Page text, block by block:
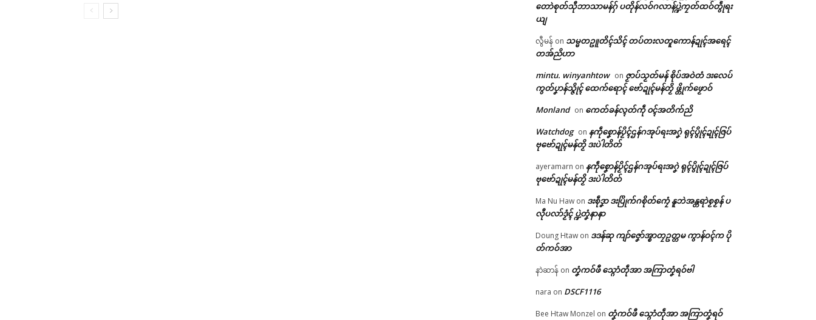
တောဲစုတ်သီုဘာသာမန်ဂှ် ပတိုန်လဝ်ဂလာန်ပ္ဍဲကၠတ်ထဝ်တွဵုရး
ယျ
လွီမန် on သမ္မတဥူတိၚ်သိၚ် တပ်တးလတူကောန်ဍုၚ်အရေၚ်
တအ်ညိဟာ
mintu. winyanhtow on ဇၟာပ်သၟတ်မန် စိုပ်အဝဲတံ ဒးလေပ်
ကွတ်ပၞာန်သ္ဇိုၚ် ထေက်ရောၚ် ဗော်ဍုၚ်မန်တၟိ ဖ္တိုက်ဖၟောဝ်
Monland on ကေတ်ခန်လ္ၚတ်ကဵု ၀ၚ်အတိက်ညိ
Watchdog on နကဵုစၞောန်ပၟိၚ်ဌန်ဂအုပ်ရးအဂၞဲ ရုၚ်ပွိုၚ်ဍုၚ်ဇြပ်
ဗုဗော်ဍုၚ်မန်တၟိ ဒးပဲါတိတ်
ayeramarn on နကဵုစၞောန်ပၟိၚ်ဌန်ဂအုပ်ရးအဂၞဲ ရုၚ်ပွိုၚ်ဍုၚ်ဇြပ်
ဗုဗော်ဍုၚ်မန်တၟိ ဒးပဲါတိတ်
Ma Nu Haw on ဒးစဵုဒၞာ ဒးပြိုက်ဂစိုတ်ကၠေံ နူဘဲအန္တရာဲစၟစၟန် ပ
လီုပလာ်ဒၟံၚ် ပ္ဍဲတၞံနာနာ
Doung Htaw on ဒဒန်ဆု ကျာ်ဇၞော်အ္စာတၠဥတ္တမ ကွာန်ဝၚ်က ပို
တ်ကဝ်အာ
နာဲဆာန် on တၞံကဝ်ဖီ သ္ဂောံတဵုအာ အကြာတၞံရဝ်ဗါ
nara on DSCF1116
Bee Htaw Monzel on တၞံကဝ်ဖီ သ္ဂောံတဵုအာ အကြာတၞံရဝ်